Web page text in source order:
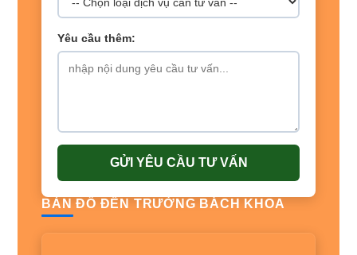
Yêu cầu thêm:
GỬI YÊU CẦU TƯ VẤN
BẢN ĐỒ ĐẾN TRƯỜNG BÁCH KHOA